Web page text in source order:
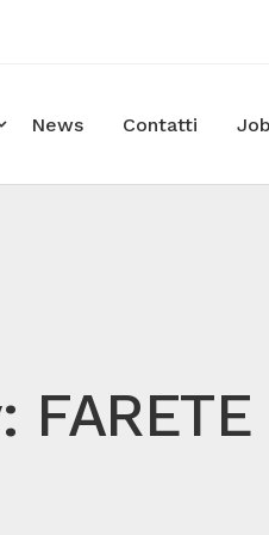
News Contatti
FARETE